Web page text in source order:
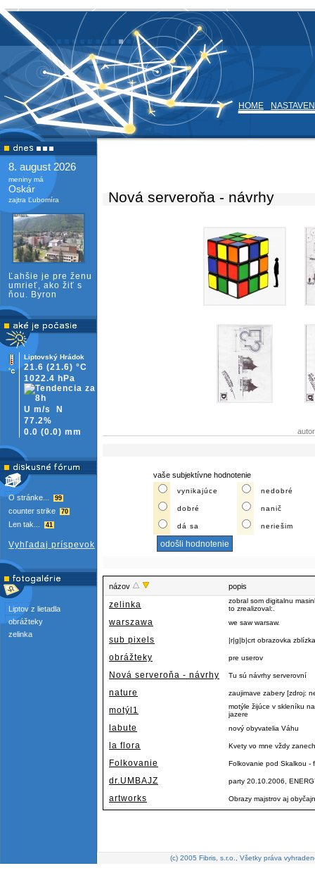
HOME
8. august 2026
meniny má
Oskár
zajtra Ľubomíra
Ľahšie je pre ženu
umrieť, ako žiť s
ňou. Byron
Liptovský Hrádok
21.6 (21.6) °C
1022.4 hPa
U m/s
N
77.2%
0.0 (0.0) mm
O stránke... 99
counter strike 70
Len tak... 41
Vyhľadaj príspevok
Liptov z lietadla
obrážteky
zelinka
Nová serveroňa - návrhy
vaše subjektívne hodnotenie
vynikajúce nedobré
dobré nanič
dá sa neriešim
názov popis
zelinka
zobral som digitalnu
to zrealizoval:.
warszawa we saw warsaw.
sub pixels |r|g|b|crt obrazovka
obrážteky pre userov
Nová serveroňa - návrhy Tu sú návrhy serverovní
nature zaujimave zabery [zdroj:
motýl1
motýle žijúce v skleníku
jazere
labute nový obyvatelia Váhu
la flora Kvety vo mne vždy
Folkovanie Folkovanie pod Skalkou -
dr.UMBAJZ party 20.10.2006,
artworks Obrazy majstrov aj
(c) 2005 Fibris, s.r.o., Všetky práva